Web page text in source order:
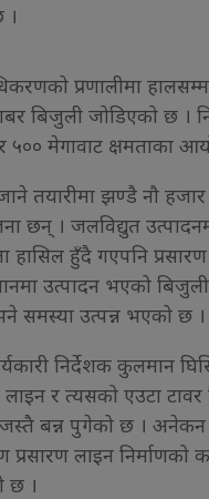
।
प्रणालीमा
बिजुली जोडिएको छ ।
५०० मेगावाट क्षमताका
तयारीमा झण्डै नौ
छन् । जलविद्युत
हासिल हुँदै गएपनि प्रसारण
उत्पादन भएको
समस्या उत्पन्न भएको छ ।
निर्देशक कुलमान
र त्यसको एउटा टावर
बन्न पुगेको छ । अनेकन
प्रसारण लाइन निर्माणको
छ ।